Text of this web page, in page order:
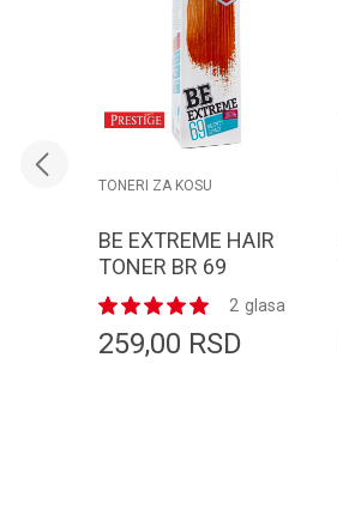
TONERI ZA KOSU
BE EXTREME HAIR
TONER BR 69
NAUGHTY
CARROT
glasa
2
259,00 RSD